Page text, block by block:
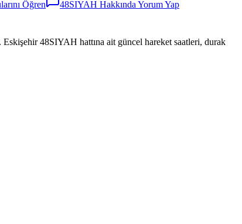
Öğren 48SIYAH Hakkında Yorum Yap
48SIYAH hattına ait güncel hareket saatleri, durak